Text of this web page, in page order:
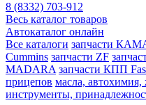
8 (8332) 703-912
Весь каталог товаров
Автокаталог онлайн
Все каталоги запчасти
Cummins запчасти ZF
MADARA запчасти КПП
прицепов масла, автохимия,
инструменты,